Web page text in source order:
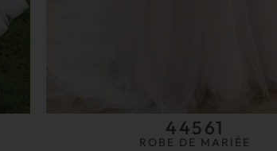
44561
ROBE DE MARIÉE